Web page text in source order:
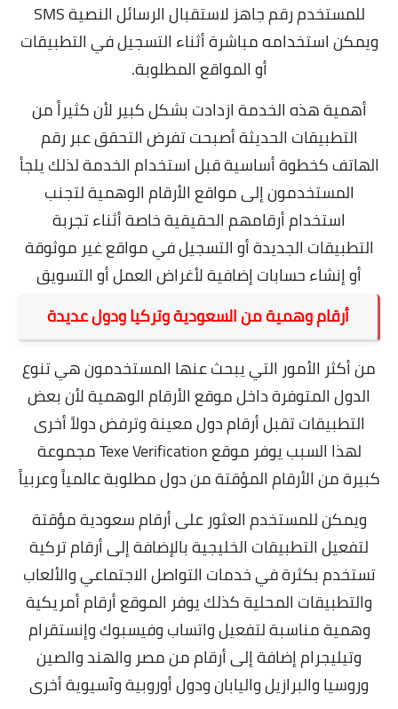
للمستخدم رقم جاهز لاستقبال الرسائل النصية SMS
ويمكن استخدامه مباشرة أثناء التسجيل في التطبيقات
أو المواقع المطلوبة.
أهمية هذه الخدمة ازدادت بشكل كبير لأن كثيراً من
التطبيقات الحديثة أصبحت تفرض التحقق عبر رقم
الهاتف كخطوة أساسية قبل استخدام الخدمة لذلك يلجأ
المستخدمون إلى مواقع الأرقام الوهمية لتجنب
استخدام أرقامهم الحقيقية خاصة أثناء تجربة
التطبيقات الجديدة أو التسجيل في مواقع غير موثوقة
أو إنشاء حسابات إضافية لأغراض العمل أو التسويق
أرقام وهمية من السعودية وتركيا ودول عديدة
من أكثر الأمور التي يبحث عنها المستخدمون هي تنوع
الدول المتوفرة داخل موقع الأرقام الوهمية لأن بعض
التطبيقات تقبل أرقام دول معينة وترفض دولاً أخرى
لهذا السبب يوفر موقع Texe Verification مجموعة
كبيرة من الأرقام المؤقتة من دول مطلوبة عالمياً وعربياً
ويمكن للمستخدم العثور على أرقام سعودية مؤقتة
لتفعيل التطبيقات الخليجية بالإضافة إلى أرقام تركية
تستخدم بكثرة في خدمات التواصل الاجتماعي والألعاب
والتطبيقات المحلية كذلك يوفر الموقع أرقام أمريكية
وهمية مناسبة لتفعيل واتساب وفيسبوك وإنستقرام
وتيليجرام إضافة إلى أرقام من مصر والهند والصين
وروسيا والبرازيل واليابان ودول أوروبية وآسيوية أخرى